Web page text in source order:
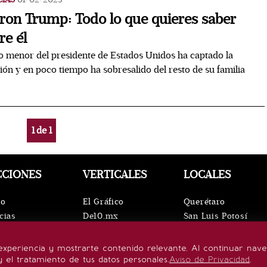
Trump: Todo lo que quieres saber
él
menor del presidente de Estados Unidos ha captado la
y en poco tiempo ha sobresalido del resto de su familia
1de1
y mostrarte contenido relevante. Al continuar
el tratamiento de tus datos personales.Aviso de Privacidad.
de vida
VERTICALES
El Gráfico
De10.mx
Confabulario
Aviso Oportuno
LOCALES
Querétaro
San Luis Potosí
Puebla
Hidalgo